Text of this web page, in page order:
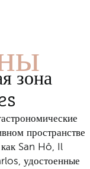
зона
пространстве
San Hô, Il
удостоенные